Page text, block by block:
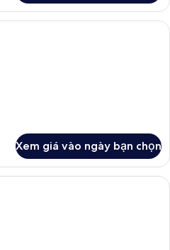
Két bảo mật tại phòng, bàn, khu
Xem giá vào ngày bạn chọn
Két bảo mật tại phòng, bàn, khu